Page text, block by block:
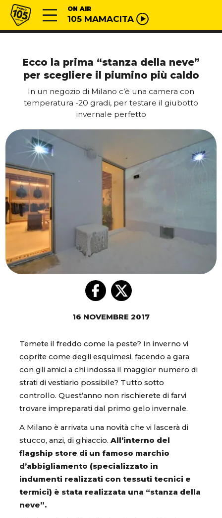
Vai al contenuto
Radio 105 ON AIR
105 MAMACITA
Ecco la prima “stanza della neve”
per scegliere il piumino più caldo
In un negozio di Milano c’è una camera con
temperatura -20 gradi, per testare il giubotto
invernale perfetto
16 NOVEMBRE 2017
Temete il freddo come la peste? In inverno vi
coprite come degli esquimesi, facendo a gara
con gli amici a chi indossa il maggior numero di
strati di vestiario possibile? Tutto sotto
controllo. Quest’anno non rischierete di farvi
trovare impreparati dal primo gelo invernale.
A Milano è arrivata una novità che vi lascerà di
stucco, anzi, di ghiaccio. All’interno del
flagship store di un famoso marchio
d’abbigliamento (specializzato in
indumenti realizzati con tessuti tecnici e
termici) è stata realizzata una “stanza della
neve”.